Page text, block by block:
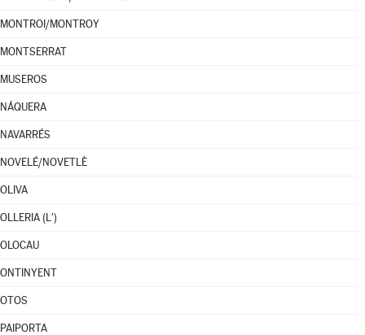
MONTROI/MONTROY
MONTSERRAT
MUSEROS
NÁQUERA
NAVARRÉS
NOVELÉ/NOVETLÈ
OLIVA
OLLERIA (L')
OLOCAU
ONTINYENT
OTOS
PAIPORTA